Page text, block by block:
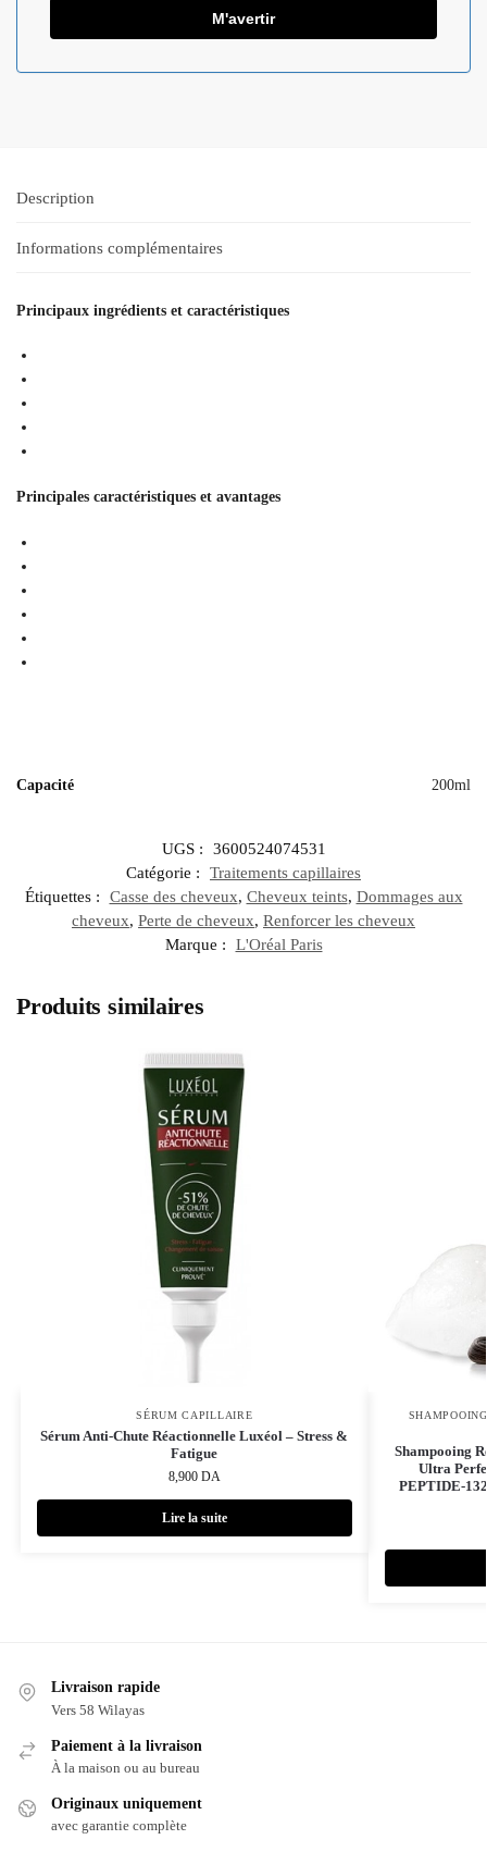
Description
Informations complémentaires
Principaux ingrédients et caractéristiques
Principales caractéristiques et avantages
Capacité 200ml
UGS :
3600524074531
Catégorie :
Traitements capillaires
Étiquettes :
Casse des cheveux, Cheveux teints, Dommages aux
cheveux, Perte de cheveux, Renforcer les cheveux
Marque :
L'Oréal Paris
Produits similaires
SÉRUM CAPILLAIRE
Sérum Anti-Chute Réactionnelle Luxéol – Stress &
Fatigue
8,900 DA
Lire la suite
Shampooing
Ultra
PEPTIDE-
Livraison rapide
Vers 58 Wilayas
Paiement à la livraison
À la maison ou au bureau
Originaux uniquement
avec garantie complète